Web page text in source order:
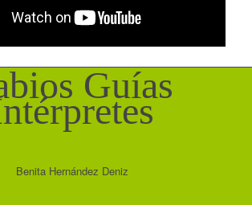
Guías
Benita Hernández Deniz